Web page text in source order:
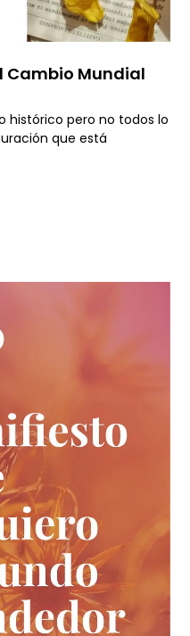
Cambio Mundial
histórico pero no todos lo
que está